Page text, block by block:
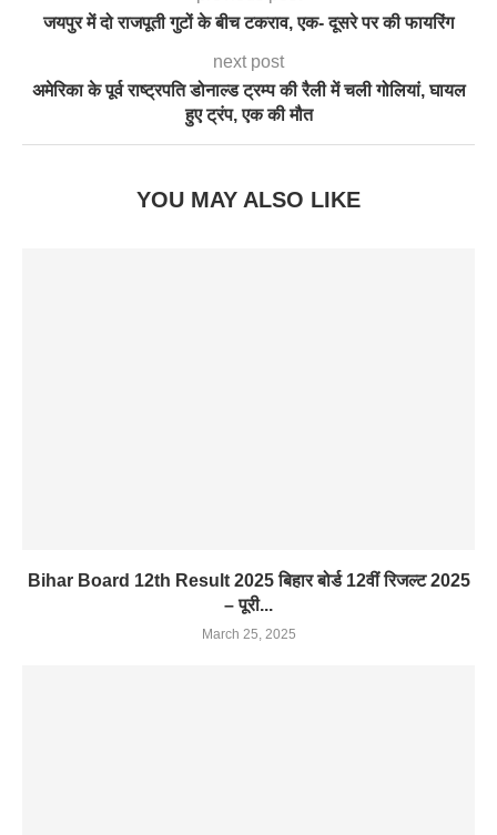
जयपुर में दो राजपूती गुटों के बीच टकराव, एक- दूसरे पर की फायरिंग
next post
अमेरिका के पूर्व राष्ट्रपति डोनाल्ड ट्रम्प की रैली में चली गोलियां, घायल
हुए ट्रंप, एक की मौत
YOU MAY ALSO LIKE
Bihar Board 12th Result 2025 बिहार बोर्ड 12वीं रिजल्ट 2025
– पूरी...
March 25, 2025